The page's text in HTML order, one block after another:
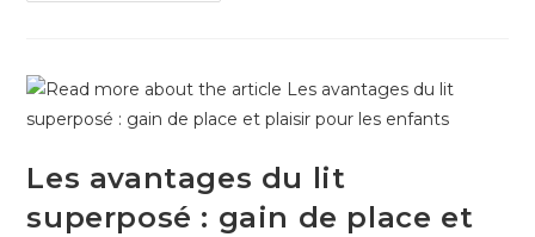
Les avantages du lit
superposé : gain de place et